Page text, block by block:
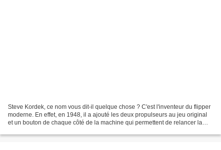
Steve Kordek, ce nom vous dit-il quelque chose ? C'est l'inventeur du flipper
moderne. En effet, en 1948, il a ajouté les deux propulseurs au jeu original
et un bouton de chaque côté de la machine qui permettent de relancer la